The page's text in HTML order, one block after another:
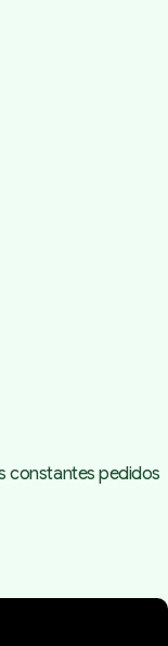
constantes pedidos